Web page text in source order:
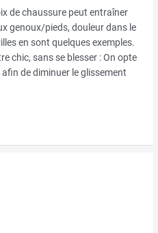
de chaussure peut entraîner
genoux/pieds, douleur dans le
en sont quelques exemples.
chic, sans se blesser : On opte
de diminuer le glissement